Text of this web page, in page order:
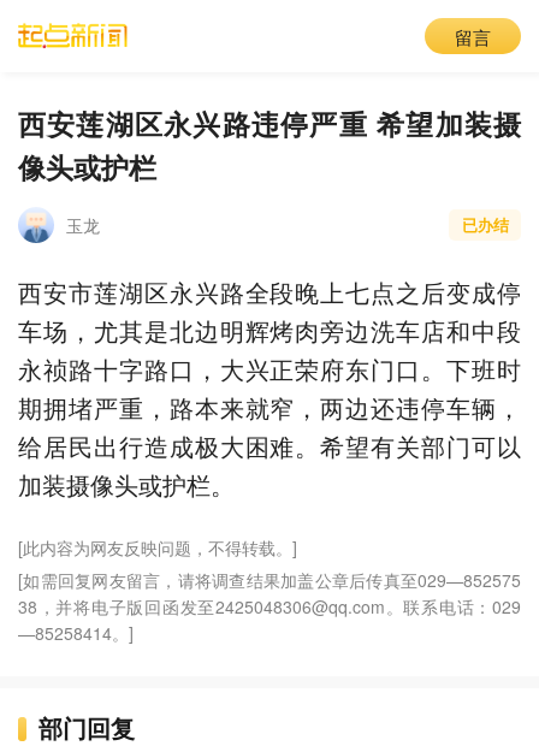
留言
西安莲湖区永兴路违停严重 希望加装摄
像头或护栏
玉龙 已办结
西安市莲湖区永兴路全段晚上七点之后变成停
车场，尤其是北边明辉烤肉旁边洗车店和中段
永祯路十字路口，大兴正荣府东门口。下班时
期拥堵严重，路本来就窄，两边还违停车辆，
给居民出行造成极大困难。希望有关部门可以
加装摄像头或护栏。
[此内容为网友反映问题，不得转载。]
[如需回复网友留言，请将调查结果加盖公章后传真至029—852575
38，并将电子版回函发至2425048306@qq.com。联系电话：029
—85258414。]
部门回复